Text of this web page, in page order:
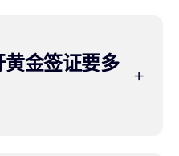
金签证要多